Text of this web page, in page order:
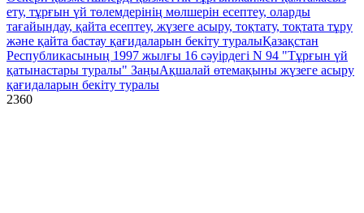
ету, тұрғын үй төлемдерінің мөлшерін есептеу, оларды
тағайындау, қайта есептеу, жүзеге асыру, тоқтату, тоқтата тұру
және қайта бастау қағидаларын бекіту туралыҚазақстан
Республикасының 1997 жылғы 16 сәуiрдегi N 94 "Тұрғын үй
қатынастары туралы" ЗаңыАқшалай өтемақыны жүзеге асыру
қағидаларын бекіту туралы
2360